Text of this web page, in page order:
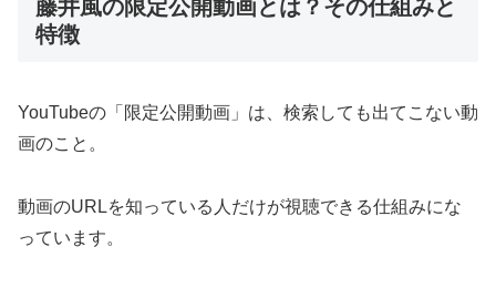
藤井風の限定公開動画とは？その仕組みと
特徴
YouTubeの「限定公開動画」は、検索しても出てこない動
画のこと。
動画のURLを知っている人だけが視聴できる仕組みにな
っています。